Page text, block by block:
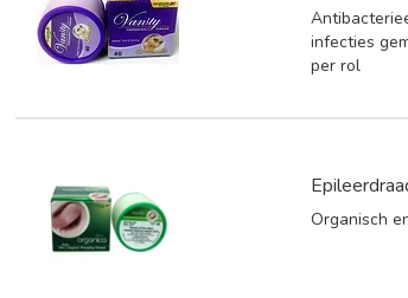
infecties
per rol
Organisch